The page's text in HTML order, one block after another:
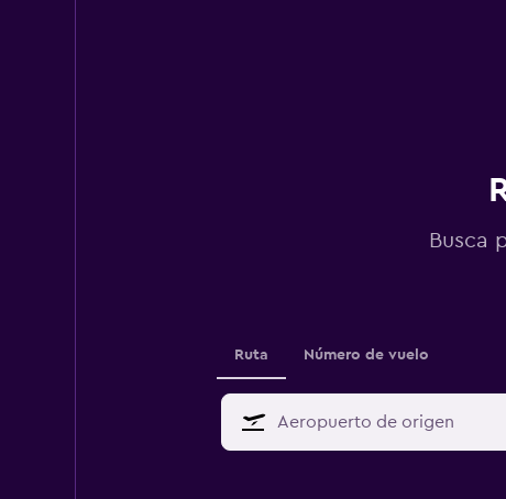
Busca
Ruta Número de vuelo